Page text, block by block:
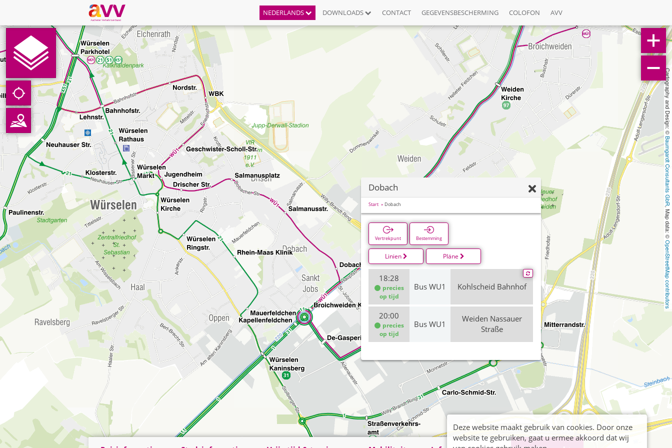
NEDERLANDS DOWNLOADS CONTACT GEGEVENSBESCHERMING COLOFON AVV
Cartography and Design: ©
Baumgardt Consultants GbR
, Map data: ©
OpenStreetMap contributors
Dobach
Start Dobach
Vertrekpunt Bestemming
Linien Pläne
18:28
precies
op tijd
Bus WU1 Kohlscheid Bahnhof
20:00
precies
op tijd
Bus WU1
Weiden Nassauer
Straße
Deze website maakt gebruik van cookies. Door onze
website te gebruiken, gaat u ermee akkoord dat wij